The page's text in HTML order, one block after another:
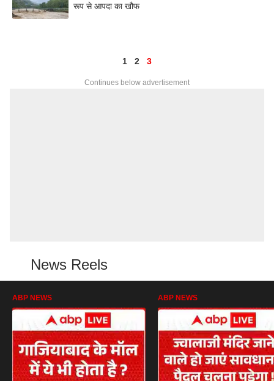
रूप से आपदा का खौफ
1 2 3
Continues below advertisement
News Reels
ABP NEWS ABP NEWS